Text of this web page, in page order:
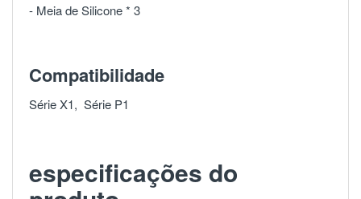
- Meia de Silicone * 3
Compatibilidade
Série X1, Série P1
especificações do